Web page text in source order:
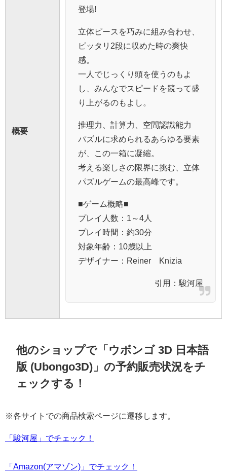
概要
登場!
立体ピースを巧みに組み合わせ、
ピッタリ2段に収めた時の爽快
感。
一人でじっくり頭を使うのもよ
し、みんなでスピードを競って盛
り上がるのもよし。
推理力、計算力、空間認識能力
パズルに求められるあらゆる要素
が、この一箱に凝縮。
考える楽しさの限界に挑む、立体
パズルゲームの最高峰です。
■ゲーム概略■
プレイ人数：1～4人
プレイ時間：約30分
対象年齢：10歳以上
デザイナー：Reiner Knizia
引用： 駿河屋
他のショップで「ウボンゴ 3D 日本語
版 (Ubongo3D)」の予約販売状況をチ
ェックする！
※各サイトでの商品検索ページに遷移します。
「駿河屋」でチェック！
「Amazon(アマゾン)」でチェック！